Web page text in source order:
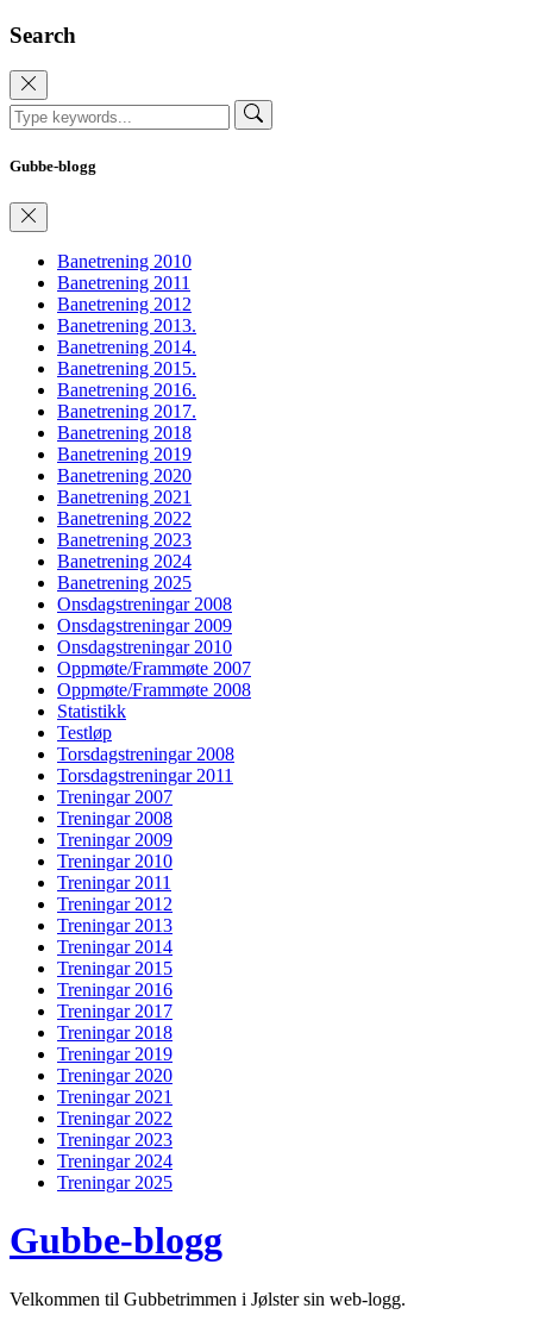
Search
Gubbe-blogg
Banetrening 2010
Banetrening 2011
Banetrening 2012
Banetrening 2013.
Banetrening 2014.
Banetrening 2015.
Banetrening 2016.
Banetrening 2017.
Banetrening 2018
Banetrening 2019
Banetrening 2020
Banetrening 2021
Banetrening 2022
Banetrening 2023
Banetrening 2024
Banetrening 2025
Onsdagstreningar 2008
Onsdagstreningar 2009
Onsdagstreningar 2010
Oppmøte/Frammøte 2007
Oppmøte/Frammøte 2008
Statistikk
Testløp
Torsdagstreningar 2008
Torsdagstreningar 2011
Treningar 2007
Treningar 2008
Treningar 2009
Treningar 2010
Treningar 2011
Treningar 2012
Treningar 2013
Treningar 2014
Treningar 2015
Treningar 2016
Treningar 2017
Treningar 2018
Treningar 2019
Treningar 2020
Treningar 2021
Treningar 2022
Treningar 2023
Treningar 2024
Treningar 2025
Gubbe-blogg
Velkommen til Gubbetrimmen i Jølster sin web-logg.